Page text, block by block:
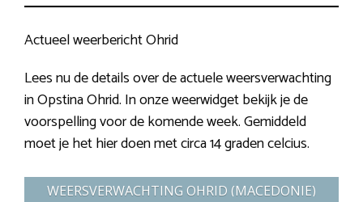
Actueel weerbericht Ohrid
Lees nu de details over de actuele weersverwachting
in Opstina Ohrid. In onze weerwidget bekijk je de
voorspelling voor de komende week. Gemiddeld
moet je het hier doen met circa 14 graden celcius.
WEERSVERWACHTING OHRID (MACEDONIË)